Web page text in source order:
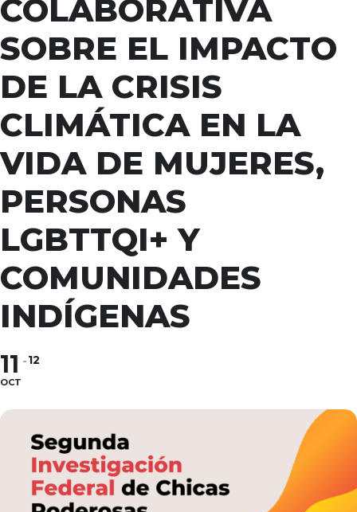
COLABORATIVA
SOBRE EL IMPACTO
DE LA CRISIS
CLIMÁTICA EN LA
VIDA DE MUJERES,
PERSONAS
LGBTTQI+ Y
COMUNIDADES
INDÍGENAS
11
OCT
12